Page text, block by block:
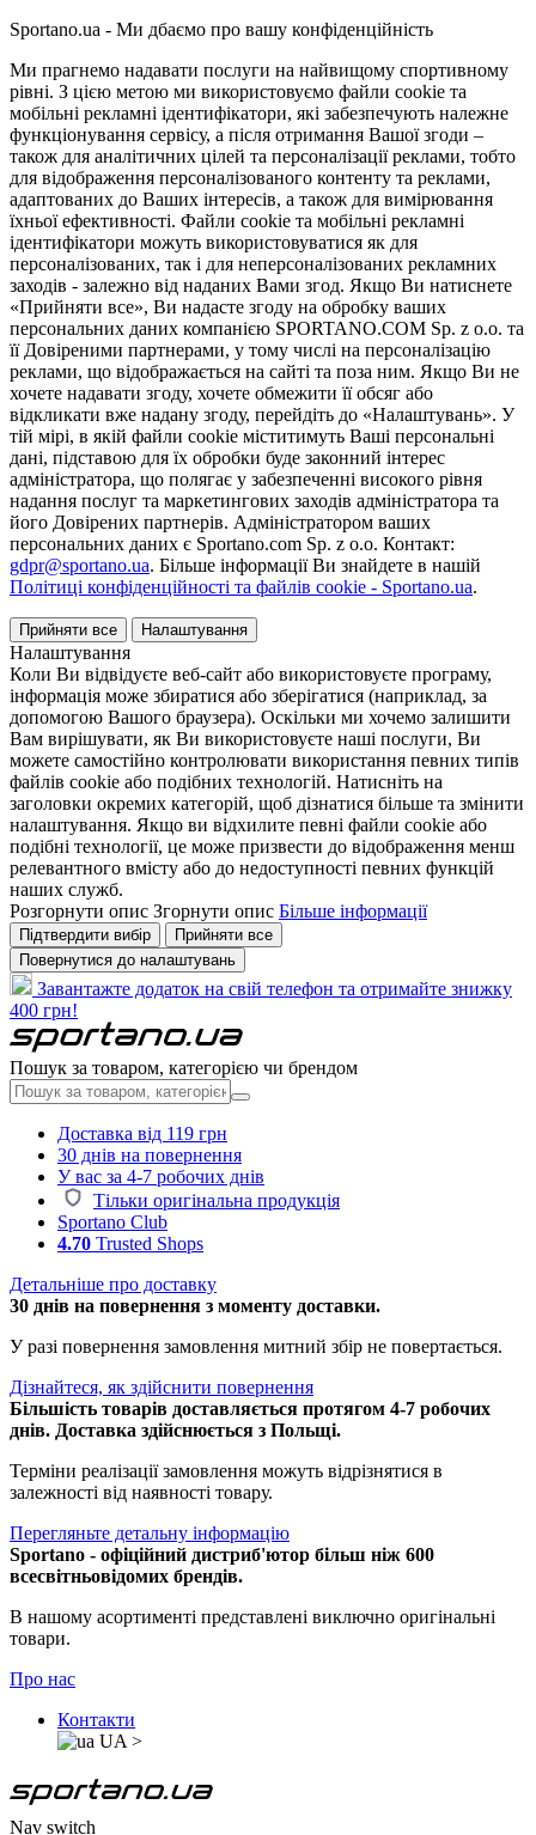
Sportano.ua - Ми дбаємо про вашу конфіденційність
Ми прагнемо надавати послуги на найвищому спортивному
рівні. З цією метою ми використовуємо файли cookie та
мобільні рекламні ідентифікатори, які забезпечують належне
функціонування сервісу, а після отримання Вашої згоди –
також для аналітичних цілей та персоналізації реклами, тобто
для відображення персоналізованого контенту та реклами,
адаптованих до Ваших інтересів, а також для вимірювання
їхньої ефективності. Файли cookie та мобільні рекламні
ідентифікатори можуть використовуватися як для
персоналізованих, так і для неперсоналізованих рекламних
заходів - залежно від наданих Вами згод. Якщо Ви натиснете
«Прийняти все», Ви надасте згоду на обробку ваших
персональних даних компанією SPORTANO.COM Sp. z o.o. та
її Довіреними партнерами, у тому числі на персоналізацію
реклами, що відображається на сайті та поза ним. Якщо Ви не
хочете надавати згоду, хочете обмежити її обсяг або
відкликати вже надану згоду, перейдіть до «Налаштувань». У
тій мірі, в якій файли cookie міститимуть Ваші персональні
дані, підставою для їх обробки буде законний інтерес
адміністратора, що полягає у забезпеченні високого рівня
надання послуг та маркетингових заходів адміністратора та
його Довірених партнерів. Адміністратором ваших
персональних даних є Sportano.com Sp. z o.o. Контакт:
gdpr@sportano.ua. Більше інформації Ви знайдете в нашій
Політиці конфіденційності та файлів cookie - Sportano.ua.
Прийняти все Налаштування
Налаштування
Коли Ви відвідуєте веб-сайт або використовуєте програму,
інформація може збиратися або зберігатися (наприклад, за
допомогою Вашого браузера). Оскільки ми хочемо залишити
Вам вирішувати, як Ви використовуєте наші послуги, Ви
можете самостійно контролювати використання певних типів
файлів cookie або подібних технологій. Натисніть на
заголовки окремих категорій, щоб дізнатися більше та змінити
налаштування. Якщо ви відхилите певні файли cookie або
подібні технології, це може призвести до відображення менш
релевантного вмісту або до недоступності певних функцій
наших служб.
Розгорнути опис Згорнути опис Більше інформації
Підтвердити вибір
Прийняти все
Повернутися до налаштувань
Завантажте додаток на свій телефон та отримайте знижку
400 грн!
Пошук за товаром, категорією чи брендом
Доставка від 119 грн
30 днів на повернення
У вас за 4-7 робочих днів
Тільки оригінальна продукція
Sportano Club
4.70 Trusted Shops
Детальніше про доставку
30 днів на повернення з моменту доставки.
У разі повернення замовлення митний збір не повертається.
Дізнайтеся, як здійснити повернення
Більшість товарів доставляється протягом 4-7 робочих
днів. Доставка здійснюється з Польщі.
Терміни реалізації замовлення можуть відрізнятися в
залежності від наявності товару.
Перегляньте детальну інформацію
Sportano - офіційний дистриб'ютор більш ніж 600
всесвітньовідомих брендів.
В нашому асортименті представлені виключно оригінальні
товари.
Про нас
Контакти
UA >
Nav switch